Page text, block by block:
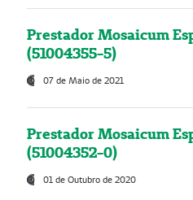
Prestador Mosaicum
(51004355-5)
07 de Maio de 2021
Prestador Mosaicum
(51004352-0)
01 de Outubro de 2020